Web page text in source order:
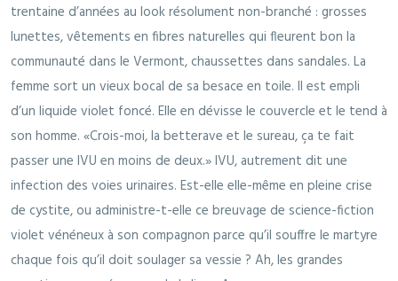
trentaine d’années au look résolument non-branché : grosses
lunettes, vêtements en fibres naturelles qui fleurent bon la
communauté dans le Vermont, chaussettes dans sandales. La
femme sort un vieux bocal de sa besace en toile. Il est empli
d’un liquide violet foncé. Elle en dévisse le couvercle et le tend à
son homme. «Crois-moi, la betterave et le sureau, ça te fait
passer une IVU en moins de deux.» IVU, autrement dit une
infection des voies urinaires. Est-elle elle-même en pleine crise
de cystite, ou administre-t-elle ce breuvage de science-fiction
violet vénéneux à son compagnon parce qu’il souffre le martyre
chaque fois qu’il doit soulager sa vessie ? Ah, les grandes